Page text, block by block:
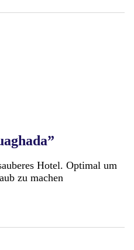
Hotel. Optimal um
zu machen